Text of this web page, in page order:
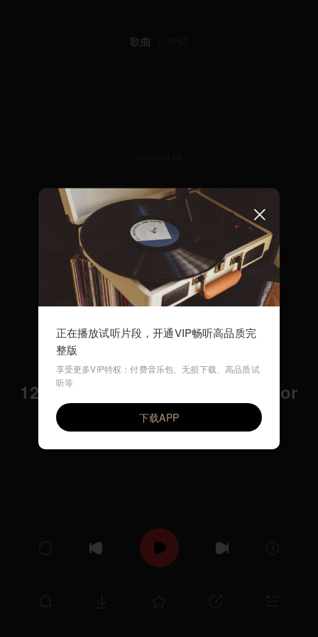
歌曲
12 Etudes Op.25 No.10 in B minor
Ilya Rashkovskiy
正在播放试听片段，开通VIP畅听高品质完
整版
享受更多VIP特权：付费音乐包、无损下载、高品质试
听等
下载APP
